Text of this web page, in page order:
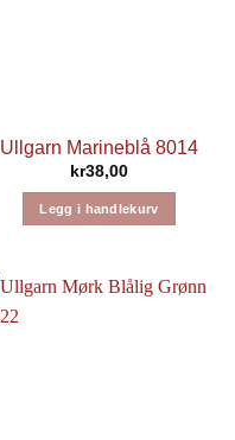
Ullgarn Marineblå 8014
kr38,00
Legg i handlekurv